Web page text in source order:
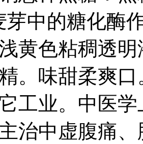
芽中的糖化酶
黄色粘稠透
。味甜柔爽
工业。中医
治中虚腹痛